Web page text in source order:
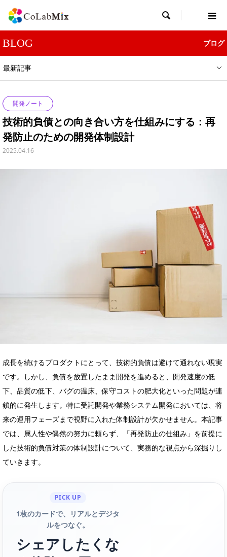

BLOG ブログ
最新記事
開発ノート
技術的負債との向き合い方を仕組みにする：再
発防止のための開発体制設計
2025.04.16
成長を続けるプロダクトにとって、技術的負債は避けて通れない現実
です。しかし、負債を放置したまま開発を進めると、開発速度の低
下、品質の低下、バグの温床、保守コストの肥大化といった問題が連
鎖的に発生します。特に受託開発や業務システム開発においては、将
来の運用フェーズまで視野に入れた体制設計が欠かせません。本記事
では、属人性や偶然の努力に頼らず、「再発防止の仕組み」を前提に
した技術的負債対策の体制設計について、実務的な視点から深掘りし
ていきます。
PICK UP
1枚のカードで、リアルとデジタ
ルをつなぐ。
シェアしたくな